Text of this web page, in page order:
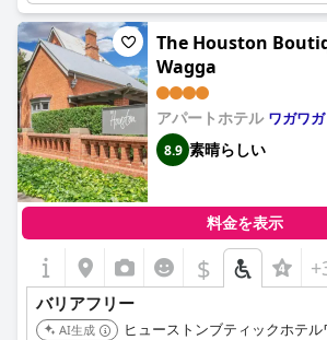
The Houston
Wagga
アパートホテル ワガワガ
8.9 素晴らしい
料金を表示
$
バリアフリー
AI生成
ヒューストンブティックホテ